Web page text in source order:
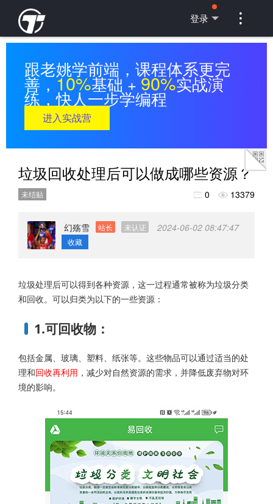
登录 
跟老姚学前端，课程体系更完
善，10%基础 +90%实战演
练，快人一步学编程
进入实战营
垃圾回收处理后可以做成哪些资源？
未结贴  0  13379
幻殇雪 站长 未认证 2024-06-02 08:47:47
收藏
垃圾处理后可以得到各种资源，这一过程通常被称为垃圾分类
和回收。可以归类为以下的一些资源：
1.可回收物：
包括金属、玻璃、塑料、纸张等。这些物品可以通过适当的处
理和回收再利用 ，减少对自然资源的需求，并降低废弃物对环
境的影响。